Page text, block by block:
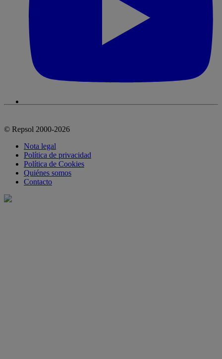
© Repsol 2000-2026
Nota legal
Política de privacidad
Política de Cookies
Quiénes somos
Contacto